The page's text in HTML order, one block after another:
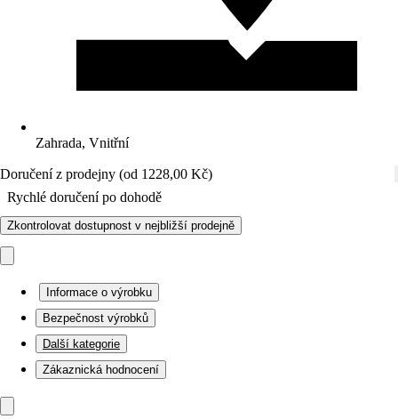
Zahrada, Vnitřní
Doručení z prodejny (od 1228,00 Kč)
Rychlé doručení po dohodě
Zkontrolovat dostupnost v nejbližší prodejně
Informace o výrobku
Bezpečnost výrobků
Další kategorie
Zákaznická hodnocení